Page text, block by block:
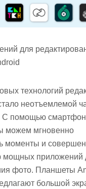
для
технологий
неотъемлемой
С помощью
можем мгновенно
моменты и
мощных приложений
фото. Планшеты
большой